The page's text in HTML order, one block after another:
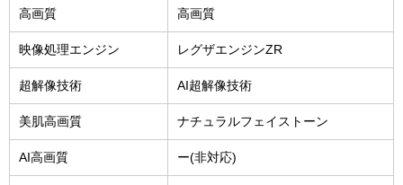
高画質 高画質
映像処理エンジン レグザエンジンZR
超解像技術 AI超解像技術
美肌高画質 ナチュラルフェイストーン
AI高画質 ー(非対応)